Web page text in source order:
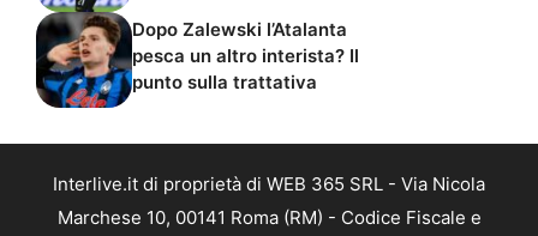
Dopo Zalewski l’Atalanta
pesca un altro interista? Il
punto sulla trattativa
Interlive.it di proprietà di WEB 365 SRL - Via Nicola
Marchese 10, 00141 Roma (RM) - Codice Fiscale e